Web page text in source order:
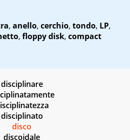
, anello, cerchio, tondo, LP,
, floppy disk, compact
disciplinare
disciplinato
disco
discoidale